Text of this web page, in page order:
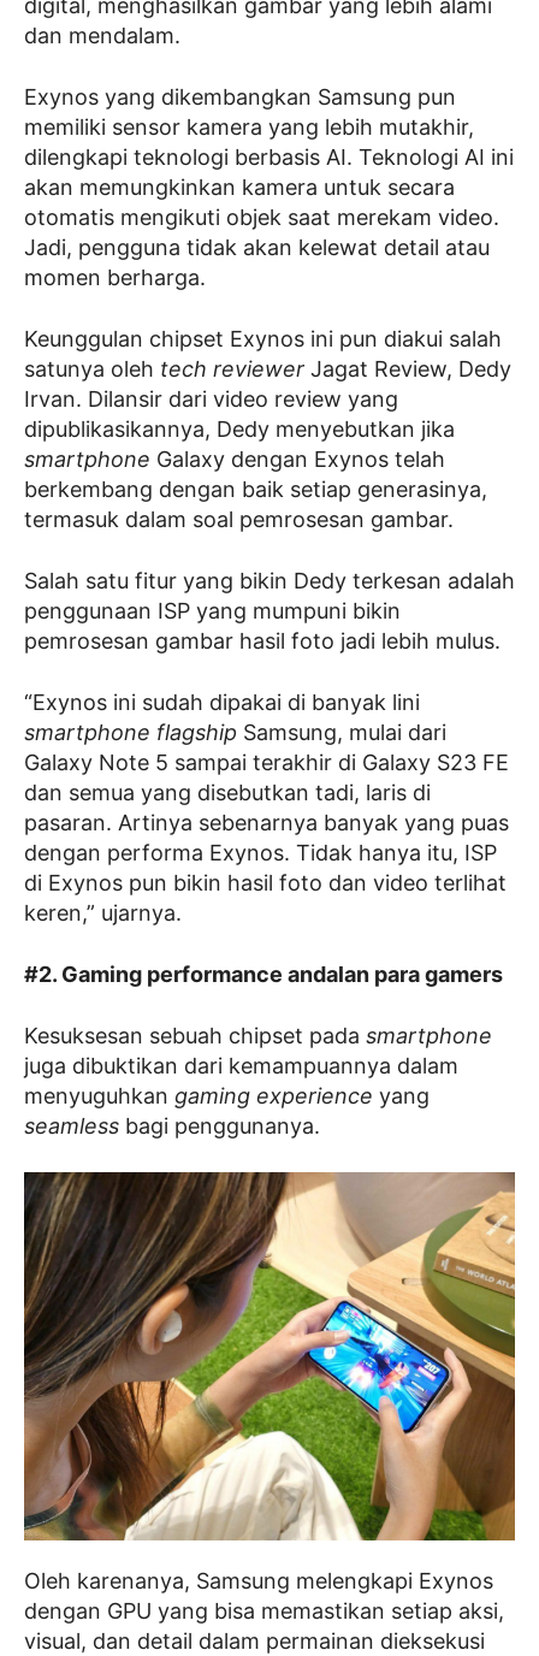
digital, menghasilkan gambar yang lebih alami
dan mendalam.
Exynos yang dikembangkan Samsung pun
memiliki sensor kamera yang lebih mutakhir,
dilengkapi teknologi berbasis AI. Teknologi AI ini
akan memungkinkan kamera untuk secara
otomatis mengikuti objek saat merekam video.
Jadi, pengguna tidak akan kelewat detail atau
momen berharga.
Keunggulan chipset Exynos ini pun diakui salah
satunya oleh tech reviewer Jagat Review, Dedy
Irvan. Dilansir dari video review yang
dipublikasikannya, Dedy menyebutkan jika
smartphone Galaxy dengan Exynos telah
berkembang dengan baik setiap generasinya,
termasuk dalam soal pemrosesan gambar.
Salah satu fitur yang bikin Dedy terkesan adalah
penggunaan ISP yang mumpuni bikin
pemrosesan gambar hasil foto jadi lebih mulus.
“Exynos ini sudah dipakai di banyak lini
smartphone flagship Samsung, mulai dari
Galaxy Note 5 sampai terakhir di Galaxy S23 FE
dan semua yang disebutkan tadi, laris di
pasaran. Artinya sebenarnya banyak yang puas
dengan performa Exynos. Tidak hanya itu, ISP
di Exynos pun bikin hasil foto dan video terlihat
keren,” ujarnya.
#2. Gaming performance andalan para gamers
Kesuksesan sebuah chipset pada smartphone
juga dibuktikan dari kemampuannya dalam
menyuguhkan gaming experience yang
seamless bagi penggunanya.
Oleh karenanya, Samsung melengkapi Exynos
dengan GPU yang bisa memastikan setiap aksi,
visual, dan detail dalam permainan dieksekusi